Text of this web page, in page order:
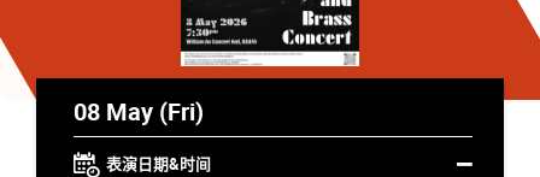
08 May (Fri)
表演日期&时间